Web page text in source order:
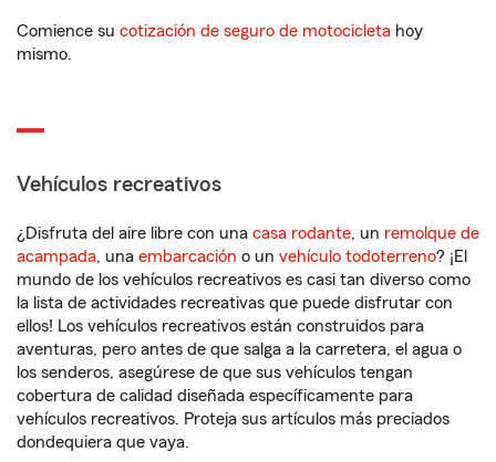
Comience su cotización de seguro de motocicleta hoy
mismo.
Vehículos recreativos
¿Disfruta del aire libre con una casa rodante, un remolque de
acampada, una embarcación o un vehículo todoterreno? ¡El
mundo de los vehículos recreativos es casi tan diverso como
la lista de actividades recreativas que puede disfrutar con
ellos! Los vehículos recreativos están construidos para
aventuras, pero antes de que salga a la carretera, el agua o
los senderos, asegúrese de que sus vehículos tengan
cobertura de calidad diseñada específicamente para
vehículos recreativos. Proteja sus artículos más preciados
dondequiera que vaya.